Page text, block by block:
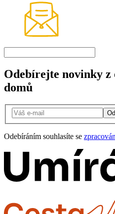
Odebírejte novinky z
domů
Odebíráním souhlasíte se